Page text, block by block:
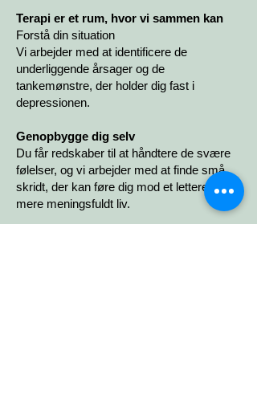
Terapi er et rum, hvor vi sammen kan
Forstå din situation
Vi arbejder med at identificere de
underliggende årsager og de
tankemønstre, der holder dig fast i
depressionen.
Genopbygge dig selv
Du får redskaber til at håndtere de svære
følelser, og vi arbejder med at finde små
skridt, der kan føre dig mod et lettere og
mere meningsfuldt liv.